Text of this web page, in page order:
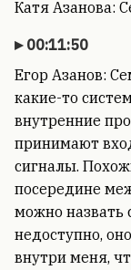
Катя Азанова:
00:11:50
Егор Азанов:
какие-то
внутренние
принимают
сигналы.
посередине
можно назвать
недоступно,
внутри меня,